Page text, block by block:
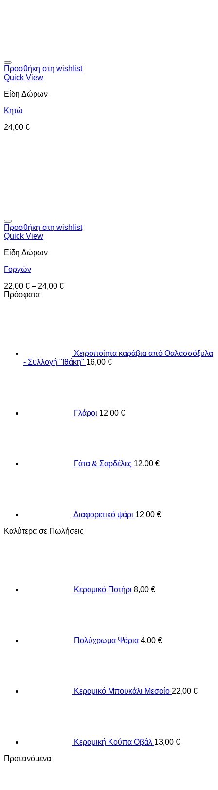
Προσθήκη στη wishlist
Quick View
Είδη Δώρων
Κητώ
24,00 €
Προσθήκη στη wishlist
Quick View
Είδη Δώρων
Γοργών
22,00 € – 24,00 €
Πρόσφατα
Χειροποίητα καράβια από Θαλασσόξυλα
- Συλλογή "Ιθάκη" 16,00 €
Γλάροι 12,00 €
Γάτα & Σαρδέλες 12,00 €
Διαφορετικό ψάρι 12,00 €
Καλύτερα σε Πωλήσεις
Κεραμικό Ποτήρι 8,00 €
Πολύχρωμα Ψάρια 4,00 €
Κεραμικό Μπουκάλι Μεσαίο 22,00 €
Κεραμική Κούπα Οβάλ 13,00 €
Προτεινόμενα